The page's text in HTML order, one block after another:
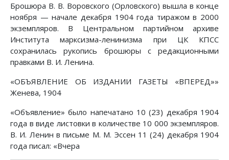
Брошюра В. В. Воровского (Орловского) вышла в конце
ноября — начале декабря 1904 года тиражом в 2000
экземпляров. В Центральном партийном архиве
Института марксизма-ленинизма при ЦК КПСС
сохранилась рукопись брошюры с редакционными
правками В. И. Ленина.
«ОБЪЯВЛЕНИЕ ОБ ИЗДАНИИ ГАЗЕТЫ «ВПЕРЕД»»
Женева, 1904
«Объявление» было напечатано 10 (23) декабря 1904
года в виде листовки в количестве 10 000 экземпляров.
В. И. Ленин в письме Μ. Μ. Эссен 11 (24) декабря 1904
года писал: «Вчера